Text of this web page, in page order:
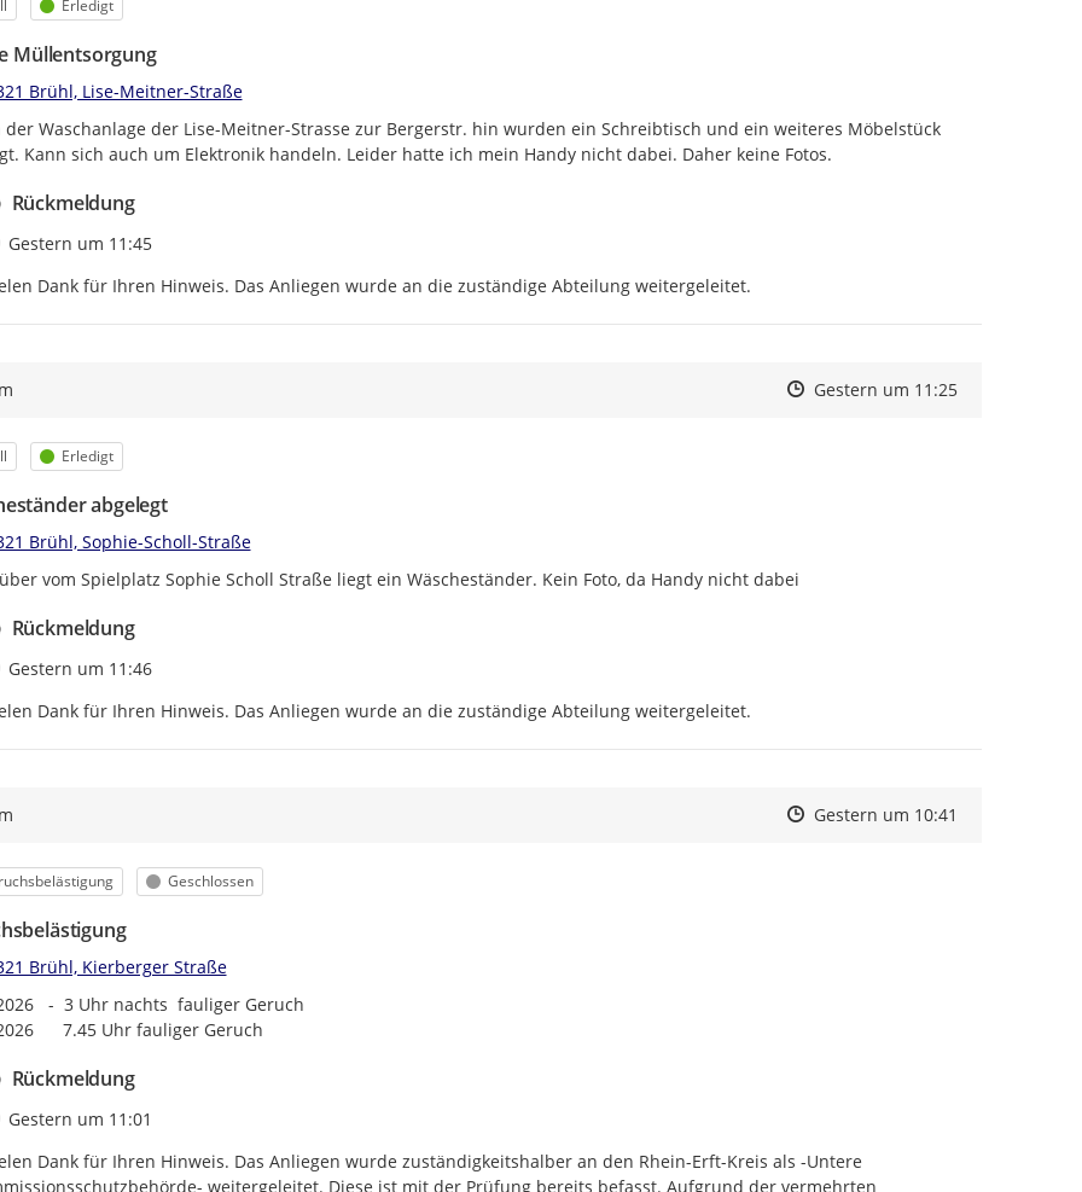
Status
Erledigt
Müllentsorgung
Brühl, Lise-Meitner-Straße
der Waschanlage der Lise-Meitner-Strasse zur Bergerstr. hin wurden ein Schreibtisch und ein weiteres Möbelstück
Kann sich auch um Elektronik handeln. Leider hatte ich mein Handy nicht dabei. Daher keine Fotos.
Rückmeldung
Zeitpunkt des Erstellens
Gestern um 11:45
Dank für Ihren Hinweis. Das Anliegen wurde an die zuständige Abteilung weitergeleitet.
Zeitpunkt des Erstellens
Zeitpunkt des Erstellens
Gestern um 11:25Zur Äußerung
Status
Erledigt
abgelegt
Brühl, Sophie-Scholl-Straße
vom Spielplatz Sophie Scholl Straße liegt ein Wäscheständer. Kein Foto, da Handy nicht dabei
Rückmeldung
Zeitpunkt des Erstellens
Gestern um 11:46
Dank für Ihren Hinweis. Das Anliegen wurde an die zuständige Abteilung weitergeleitet.
Zeitpunkt des Erstellens
Zeitpunkt des Erstellens
Gestern um 10:41
Status
Geschlossen
Brühl, Kierberger Straße
-  3 Uhr nachts  fauliger Geruch
7.45 Uhr fauliger Geruch
Rückmeldung
Zeitpunkt des Erstellens
Gestern um 11:01
Dank für Ihren Hinweis. Das Anliegen wurde zuständigkeitshalber an den Rhein-Erft-Kreis als -Untere
weitergeleitet. Diese ist mit der Prüfung bereits befasst. Aufgrund der vermehrten